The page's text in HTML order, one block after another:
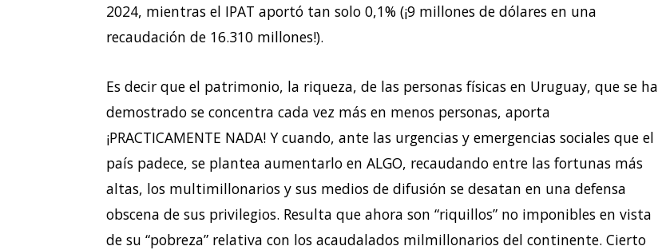
2024, mientras el IPAT aportó tan solo 0,1% (¡9 millones de dólares en una
recaudación de 16.310 millones!).
Es decir que el patrimonio, la riqueza, de las personas físicas en Uruguay, que se ha
demostrado se concentra cada vez más en menos personas, aporta
¡PRACTICAMENTE NADA! Y cuando, ante las urgencias y emergencias sociales que el
país padece, se plantea aumentarlo en ALGO, recaudando entre las fortunas más
altas, los multimillonarios y sus medios de difusión se desatan en una defensa
obscena de sus privilegios. Resulta que ahora son “riquillos” no imponibles en vista
de su “pobreza” relativa con los acaudalados milmillonarios del continente. Cierto